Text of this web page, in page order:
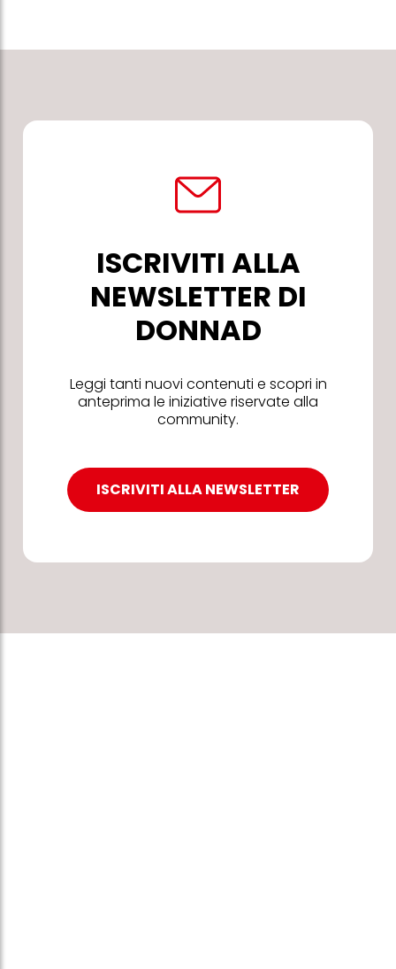
ISCRIVITI ALLA
NEWSLETTER DI
DONNAD
Leggi tanti nuovi contenuti e scopri in
anteprima le iniziative riservate alla
community.
ISCRIVITI ALLA NEWSLETTER